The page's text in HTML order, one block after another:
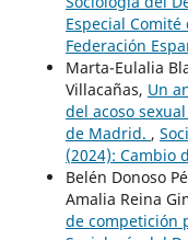
Especial
Federación
Marta-Eulalia
Villacañas, Un
del acoso
de Madrid. ,
(2024): Cambio
Belén Donoso
Amalia Reina
de competición